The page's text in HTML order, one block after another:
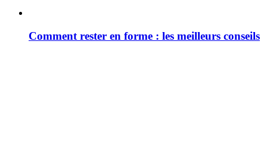
Comment rester en forme : les meilleurs conseils